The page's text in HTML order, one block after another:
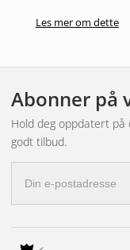
Les mer om dette
Abonner på
Hold deg oppdatert på
godt tilbud.
postadresse